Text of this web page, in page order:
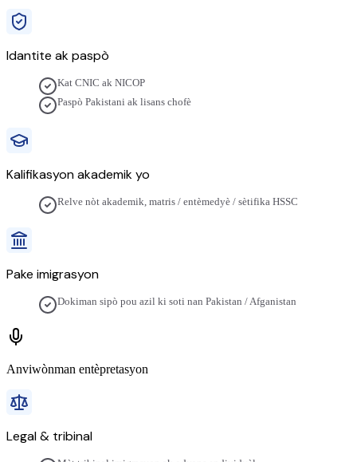
Idantite ak paspò
Kat CNIC ak NICOP
Paspò Pakistani ak lisans chofè
Kalifikasyon akademik yo
Relve nòt akademik, matris / entèmedyè / sètifika HSSC
Pake imigrasyon
Dokiman sipò pou azil ki soti nan Pakistan / Afganistan
Anviwònman entèpretasyon
Legal & tribinal